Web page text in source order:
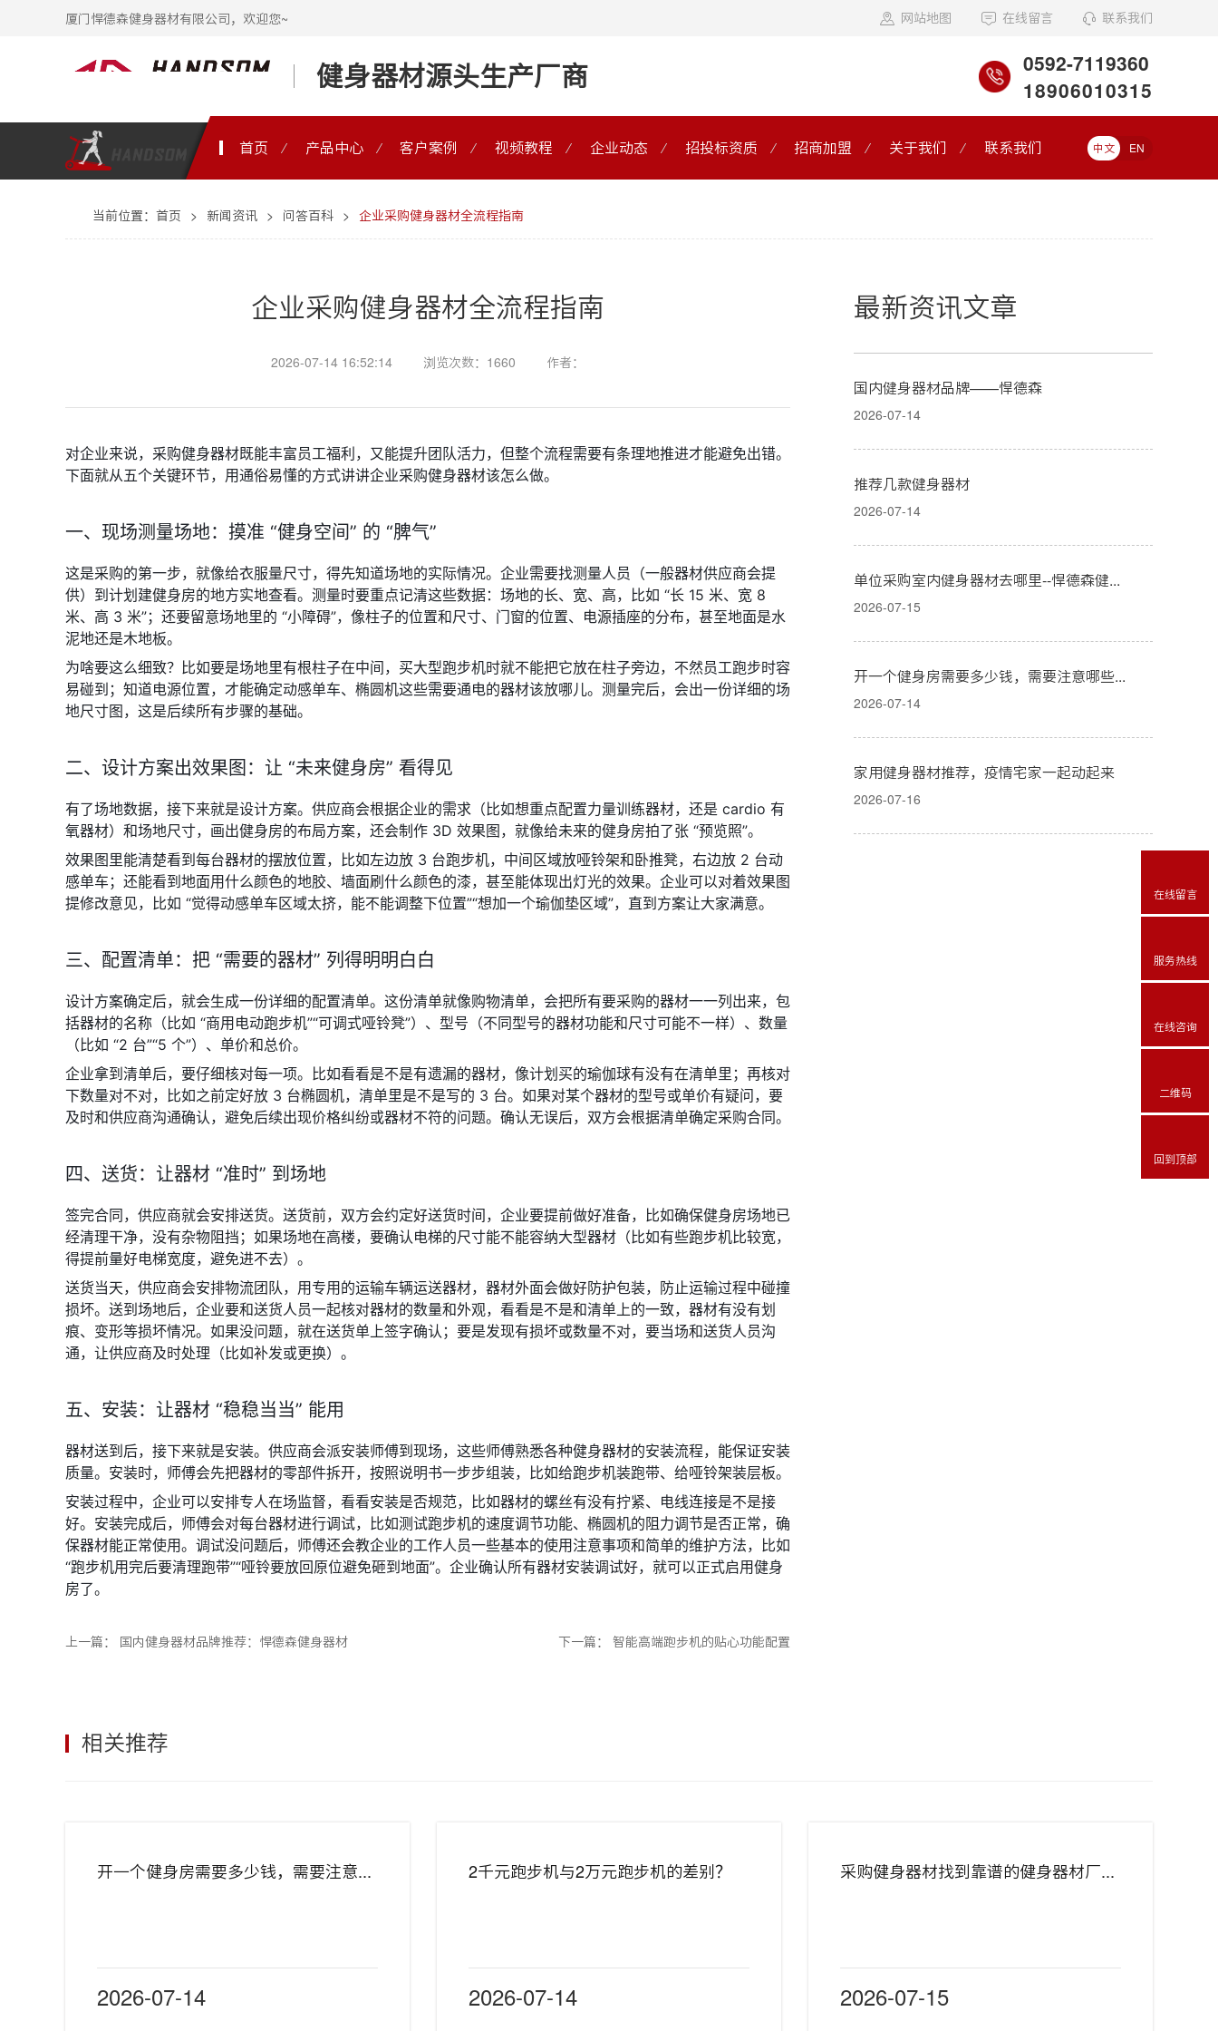
厦门悍德森健身器材有限公司，欢迎您~ 网站地图 在线留言 联系我们
健身器材源头生产厂商
0592-7119360
18906010315
首页 产品中心 客户案例 视频教程 企业动态 招投标资质 招商加盟 关于我们 联系我们 中文 EN
当前位置： 首页 > 新闻资讯 > 问答百科 > 企业采购健身器材全流程指南
企业采购健身器材全流程指南
2026-07-14 16:52:14 浏览次数：1660 作者：
对企业来说，采购健身器材既能丰富员工福利，又能提升团队活力，但整个流程需要有条理地推进才能避免出错。
下面就从五个关键环节，用通俗易懂的方式讲讲企业采购健身器材该怎么做。
一、现场测量场地：摸准 “健身空间” 的 “脾气”
这是采购的第一步，就像给衣服量尺寸，得先知道场地的实际情况。企业需要找测量人员（一般器材供应商会提
供）到计划建健身房的地方实地查看。测量时要重点记清这些数据：场地的长、宽、高，比如 “长 15 米、宽 8
米、高 3 米”；还要留意场地里的 “小障碍”，像柱子的位置和尺寸、门窗的位置、电源插座的分布，甚至地面是水
泥地还是木地板。
为啥要这么细致？比如要是场地里有根柱子在中间，买大型跑步机时就不能把它放在柱子旁边，不然员工跑步时容
易碰到；知道电源位置，才能确定动感单车、椭圆机这些需要通电的器材该放哪儿。测量完后，会出一份详细的场
地尺寸图，这是后续所有步骤的基础。
二、设计方案出效果图：让 “未来健身房” 看得见
有了场地数据，接下来就是设计方案。供应商会根据企业的需求（比如想重点配置力量训练器材，还是 cardio 有
氧器材）和场地尺寸，画出健身房的布局方案，还会制作 3D 效果图，就像给未来的健身房拍了张 “预览照”。
效果图里能清楚看到每台器材的摆放位置，比如左边放 3 台跑步机，中间区域放哑铃架和卧推凳，右边放 2 台动
感单车；还能看到地面用什么颜色的地胶、墙面刷什么颜色的漆，甚至能体现出灯光的效果。企业可以对着效果图
提修改意见，比如 “觉得动感单车区域太挤，能不能调整下位置”“想加一个瑜伽垫区域”，直到方案让大家满意。
三、配置清单：把 “需要的器材” 列得明明白白
设计方案确定后，就会生成一份详细的配置清单。这份清单就像购物清单，会把所有要采购的器材一一列出来，包
括器材的名称（比如 “商用电动跑步机”“可调式哑铃凳”）、型号（不同型号的器材功能和尺寸可能不一样）、数量
（比如 “2 台”“5 个”）、单价和总价。
企业拿到清单后，要仔细核对每一项。比如看看是不是有遗漏的器材，像计划买的瑜伽球有没有在清单里；再核对
下数量对不对，比如之前定好放 3 台椭圆机，清单里是不是写的 3 台。如果对某个器材的型号或单价有疑问，要
及时和供应商沟通确认，避免后续出现价格纠纷或器材不符的问题。确认无误后，双方会根据清单确定采购合同。
四、送货：让器材 “准时” 到场地
签完合同，供应商就会安排送货。送货前，双方会约定好送货时间，企业要提前做好准备，比如确保健身房场地已
经清理干净，没有杂物阻挡；如果场地在高楼，要确认电梯的尺寸能不能容纳大型器材（比如有些跑步机比较宽，
得提前量好电梯宽度，避免进不去）。
送货当天，供应商会安排物流团队，用专用的运输车辆运送器材，器材外面会做好防护包装，防止运输过程中碰撞
损坏。送到场地后，企业要和送货人员一起核对器材的数量和外观，看看是不是和清单上的一致，器材有没有划
痕、变形等损坏情况。如果没问题，就在送货单上签字确认；要是发现有损坏或数量不对，要当场和送货人员沟
通，让供应商及时处理（比如补发或更换）。
五、安装：让器材 “稳稳当当” 能用
器材送到后，接下来就是安装。供应商会派安装师傅到现场，这些师傅熟悉各种健身器材的安装流程，能保证安装
质量。安装时，师傅会先把器材的零部件拆开，按照说明书一步步组装，比如给跑步机装跑带、给哑铃架装层板。
安装过程中，企业可以安排专人在场监督，看看安装是否规范，比如器材的螺丝有没有拧紧、电线连接是不是接
好。安装完成后，师傅会对每台器材进行调试，比如测试跑步机的速度调节功能、椭圆机的阻力调节是否正常，确
保器材能正常使用。调试没问题后，师傅还会教企业的工作人员一些基本的使用注意事项和简单的维护方法，比如
“跑步机用完后要清理跑带”“哑铃要放回原位避免砸到地面”。企业确认所有器材安装调试好，就可以正式启用健身
房了。
上一篇： 国内健身器材品牌推荐：悍德森健身器材 下一篇： 智能高端跑步机的贴心功能配置
最新资讯文章
国内健身器材品牌——悍德森
2026-07-14
推荐几款健身器材
2026-07-14
2026-07-15
2026-07-14
家用健身器材推荐，疫情宅家一起动起来
2026-07-16
相关推荐
2026-07-14
2千元跑步机与2万元跑步机的差别？
2026-07-14 2026-07-15
在线留言
服务热线
在线咨询
二维码
回到顶部